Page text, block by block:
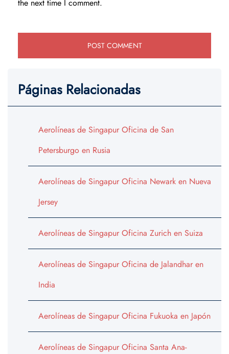
the next time I comment.
Páginas Relacionadas
Aerolíneas de Singapur Oficina de San
Petersburgo en Rusia
Aerolíneas de Singapur Oficina Newark en Nueva
Jersey
Aerolíneas de Singapur Oficina Zurich en Suiza
Aerolíneas de Singapur Oficina de Jalandhar en
India
Aerolíneas de Singapur Oficina Fukuoka en Japón
Aerolíneas de Singapur Oficina Santa Ana-